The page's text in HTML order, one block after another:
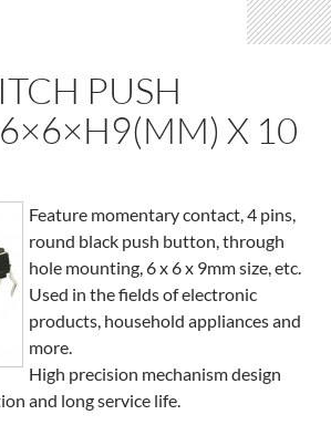
PUSH
X 10
Feature momentary contact, 4 pins,
round black push button, through
hole mounting, 6 x 6 x 9mm size, etc.
Used in the fields of electronic
products, household appliances and
more.
High precision mechanism design
and long service life.